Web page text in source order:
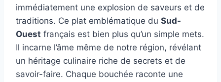
immédiatement une explosion de saveurs et de
traditions. Ce plat emblématique du Sud-
Ouest français est bien plus qu’un simple mets.
Il incarne l’âme même de notre région, révélant
un héritage culinaire riche de secrets et de
savoir-faire. Chaque bouchée raconte une